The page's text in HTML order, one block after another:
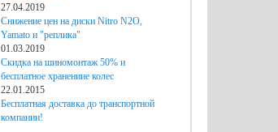
27.04.2019
Снижение цен на диски Nitro N2O,
Yamato и "реплика"
01.03.2019
Скидка на шиномонтаж 50% и
бесплатное хранениие колес
22.01.2015
Бесплатная доставка до транспортной
компании!